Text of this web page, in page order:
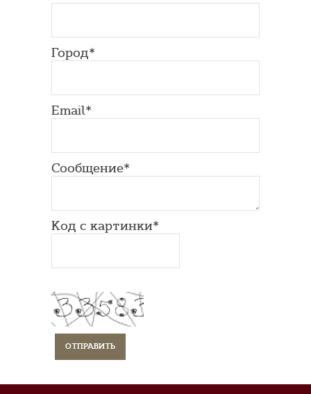
Город*
Email*
Сообщение*
Код с картинки*